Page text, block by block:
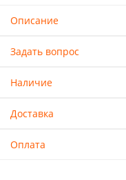
Описание
Задать вопрос
Наличие
Доставка
Оплата